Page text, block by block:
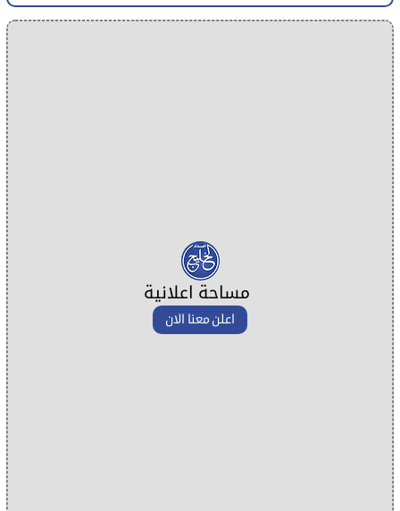
مساحة اعلانية
اعلن معنا الان